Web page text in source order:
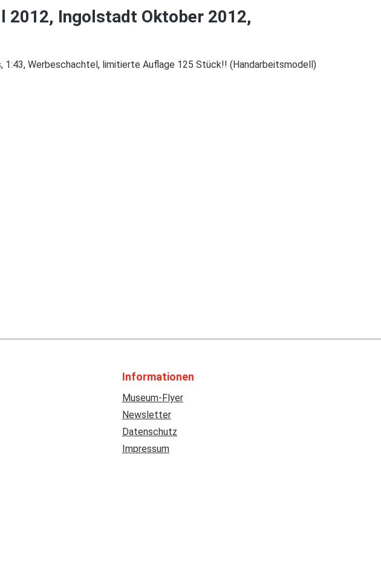
2012, Ingolstadt Oktober 2012,
Werbeschachtel, limitierte Auflage 125 Stück!! (Handarbeitsmodell)
Informationen
Museum-Flyer
Newsletter
Datenschutz
Impressum